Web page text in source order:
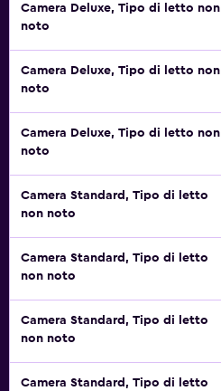
Camera Deluxe, Tipo di letto non
noto
Camera Deluxe, Tipo di letto non
noto
Camera Deluxe, Tipo di letto non
noto
Camera Standard, Tipo di letto
non noto
Camera Standard, Tipo di letto
non noto
Camera Standard, Tipo di letto
non noto
Camera Standard, Tipo di letto